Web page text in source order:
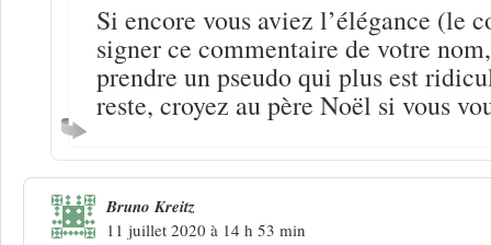
Si encore vous aviez l’élégance (le
signer ce commentaire de votre
prendre un pseudo qui plus est
reste, croyez au père Noël si vous
Bruno Kreitz
11 juillet 2020 à 14 h 53 min